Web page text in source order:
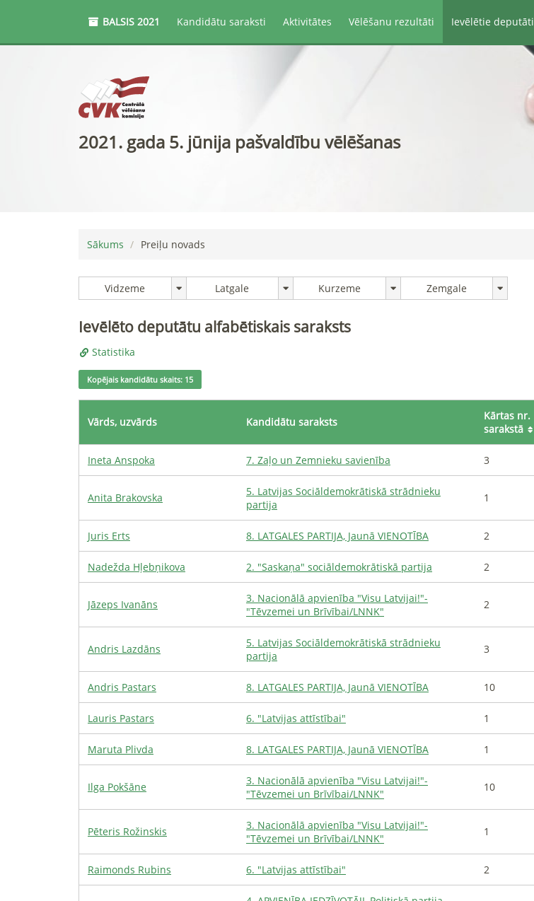
BALSIS 2021 Kandidātu saraksti Aktivitātes Vēlēšanu rezultāti Ievēlētie deputāti
2021. gada 5. jūnija pašvaldību vēlēšanas
Sākums Preiļu novads
Vidzeme Latgale Kurzeme Zemgale
Ievēlēto deputātu alfabētiskais saraksts
Statistika
Kopējais kandidātu skaits: 15
Vārds, uzvārds Kandidātu saraksts
Kārtas nr.
sarakstā
Ineta Anspoka 7. Zaļo un Zemnieku savienība 3
Anita Brakovska 5. Latvijas Sociāldemokrātiskā strādnieku
partija
1
Juris Erts 8. LATGALES PARTIJA, Jaunā VIENOTĪBA 2
Nadežda Hļebņikova 2. "Saskaņa" sociāldemokrātiskā partija 2
Jāzeps Ivanāns 3. Nacionālā apvienība "Visu Latvijai!"-
"Tēvzemei un Brīvībai/LNNK"
2
Andris Lazdāns 5. Latvijas Sociāldemokrātiskā strādnieku
partija
3
Andris Pastars 8. LATGALES PARTIJA, Jaunā VIENOTĪBA 10
Lauris Pastars 6. "Latvijas attīstībai" 1
Maruta Plivda 8. LATGALES PARTIJA, Jaunā VIENOTĪBA 1
Ilga Pokšāne 3. Nacionālā apvienība "Visu Latvijai!"-
"Tēvzemei un Brīvībai/LNNK"
10
Pēteris Rožinskis 3. Nacionālā apvienība "Visu Latvijai!"-
"Tēvzemei un Brīvībai/LNNK"
1
Raimonds Rubins 6. "Latvijas attīstībai" 2